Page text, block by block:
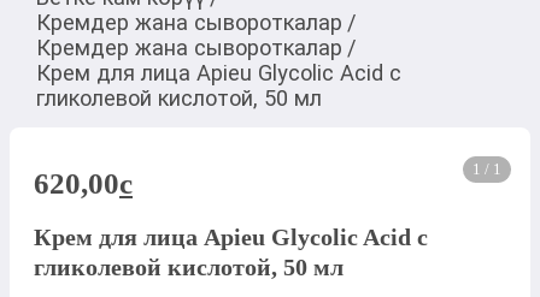
Кремдер жана сывороткалар /
Кремдер жана сывороткалар /
Крем для лица Apieu Glycolic Acid с
гликолевой кислотой, 50 мл
1 / 1
620,00c
Крем для лица Apieu Glycolic Acid с
гликолевой кислотой, 50 мл